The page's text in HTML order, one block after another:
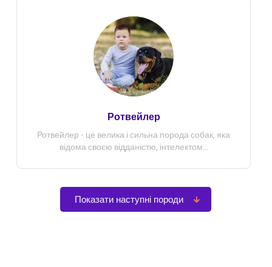
Ротвейлер
Ротвейлер - це велика і сильна порода собак, яка
відома своєю відданістю, інтелектом...
Показати наступні породи